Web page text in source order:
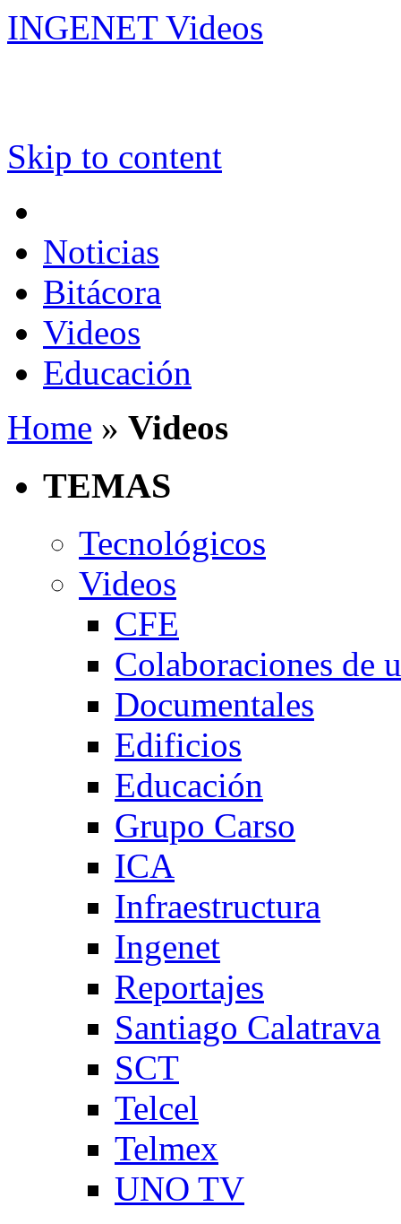
INGENET Videos
Skip to content
Noticias
Bitácora
Videos
Educación
Home » Videos
TEMAS
Tecnológicos
Videos
CFE
Colaboraciones de
Documentales
Edificios
Educación
Grupo Carso
ICA
Infraestructura
Ingenet
Reportajes
Santiago Calatrava
SCT
Telcel
Telmex
UNO TV